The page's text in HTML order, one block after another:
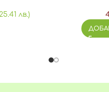
овес, моркови,
сурови влакнини 0.95%,
лв.)